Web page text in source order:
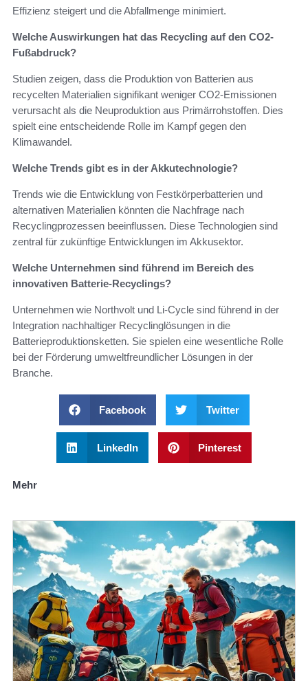
Effizienz steigert und die Abfallmenge minimiert.
Welche Auswirkungen hat das Recycling auf den CO2-
Fußabdruck?
Studien zeigen, dass die Produktion von Batterien aus
recycelten Materialien signifikant weniger CO2-Emissionen
verursacht als die Neuproduktion aus Primärrohstoffen. Dies
spielt eine entscheidende Rolle im Kampf gegen den
Klimawandel.
Welche Trends gibt es in der Akkutechnologie?
Trends wie die Entwicklung von Festkörperbatterien und
alternativen Materialien könnten die Nachfrage nach
Recyclingprozessen beeinflussen. Diese Technologien sind
zentral für zukünftige Entwicklungen im Akkusektor.
Welche Unternehmen sind führend im Bereich des
innovativen Batterie-Recyclings?
Unternehmen wie Northvolt und Li-Cycle sind führend in der
Integration nachhaltiger Recyclinglösungen in die
Batterieproduktionsketten. Sie spielen eine wesentliche Rolle
bei der Förderung umweltfreundlicher Lösungen in der
Branche.
Facebook Twitter
LinkedIn Pinterest
Mehr